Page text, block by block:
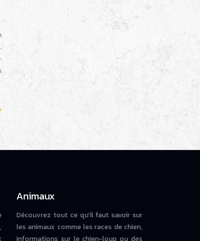
Animaux
Découvrez tout ce qu’il faut savoir sur
les animaux comme les races de chien,
informations sur le chien-loup ou des